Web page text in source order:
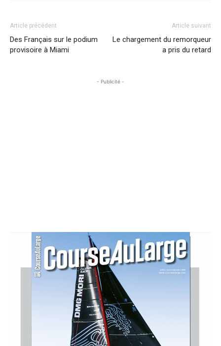
Article précédent
Des Français sur le podium
provisoire à Miami
Article suivant
Le chargement du remorqueur
a pris du retard
- Publicité -